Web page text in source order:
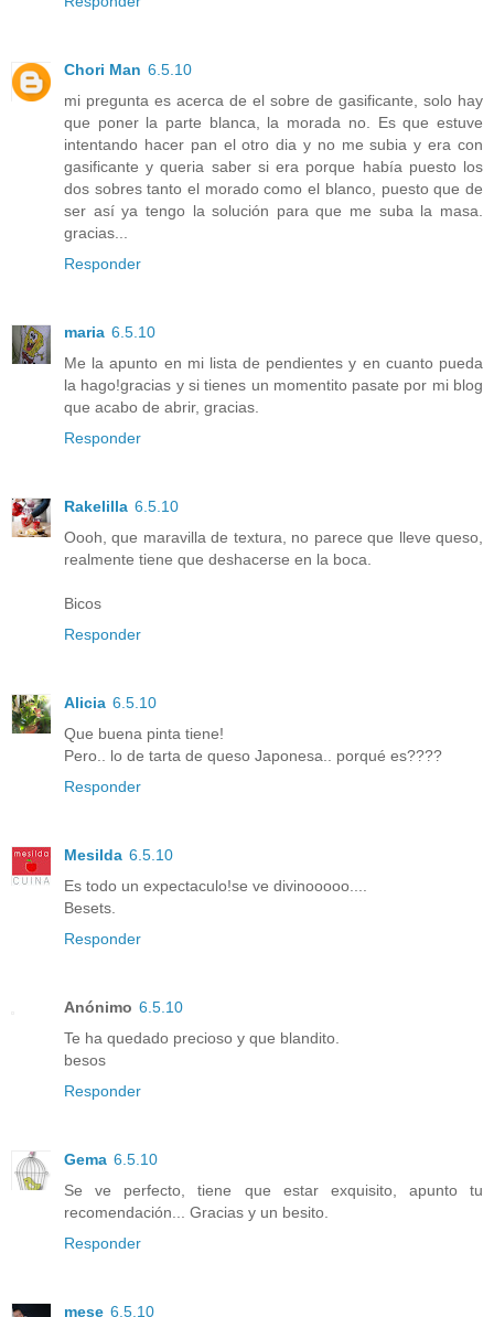
Chori Man 6.5.10
mi pregunta es acerca de el sobre de gasificante, solo hay
que poner la parte blanca, la morada no. Es que estuve
intentando hacer pan el otro dia y no me subia y era con
gasificante y queria saber si era porque había puesto los
dos sobres tanto el morado como el blanco, puesto que de
ser así ya tengo la solución para que me suba la masa.
gracias...
Responder
maria 6.5.10
Me la apunto en mi lista de pendientes y en cuanto pueda
la hago!gracias y si tienes un momentito pasate por mi blog
que acabo de abrir, gracias.
Responder
Rakelilla 6.5.10
Oooh, que maravilla de textura, no parece que lleve queso,
realmente tiene que deshacerse en la boca.
Bicos
Responder
Alicia 6.5.10
Que buena pinta tiene!
Pero.. lo de tarta de queso Japonesa.. porqué es????
Responder
Mesilda 6.5.10
Es todo un expectaculo!se ve divinooooo....
Besets.
Responder
Anónimo 6.5.10
Te ha quedado precioso y que blandito.
besos
Responder
Gema 6.5.10
Se ve perfecto, tiene que estar exquisito, apunto tu
recomendación... Gracias y un besito.
Responder
mese 6.5.10